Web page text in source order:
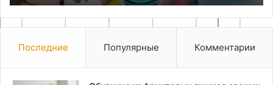
Последние Популярные Комментарии